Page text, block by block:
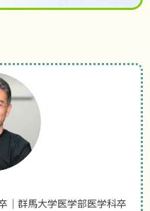
｜群馬大学医学部医学科卒